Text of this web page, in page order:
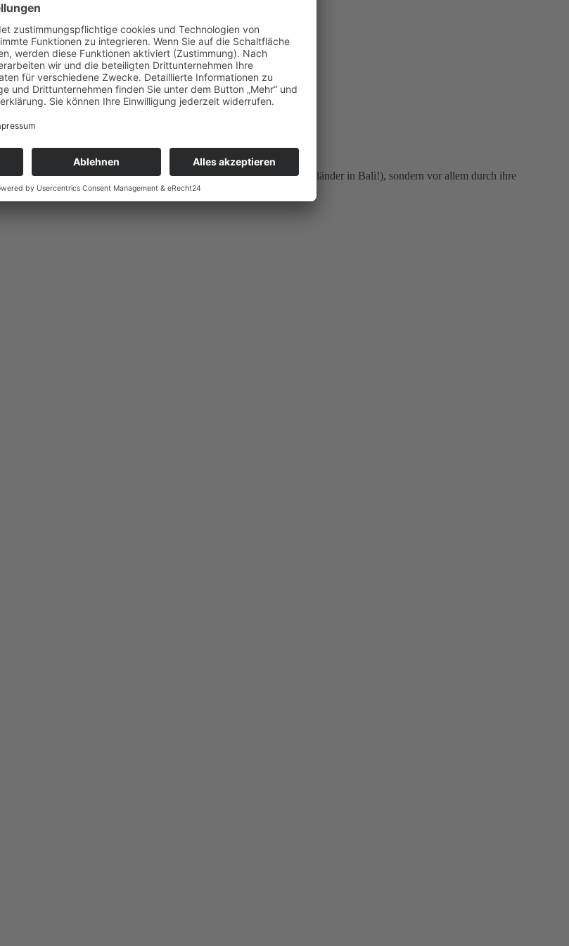
Körperspannung (hallo, Calisthenics auf dem Treppengeländer in Bali!), sondern vor allem durch ihre
wie viel möglich ist, wenn wir uns selbst wieder vertrauen.